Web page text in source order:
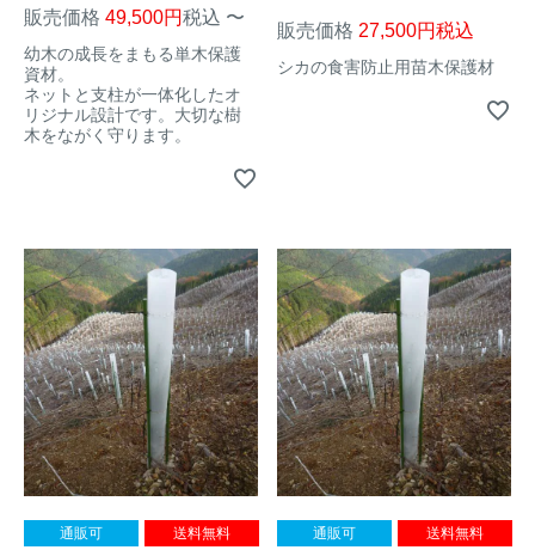
販売価格 49,500 税込 〜
幼木の成長をまもる単木保護
資材。
ネットと支柱が一体化したオ
リジナル設計です。大切な樹
木をながく守ります。
販売価格 27,500 税込
シカの食害防止用苗木保護材
通販可 送料無料 通販可 送料無料
アライグマ対策
サル対策
ハクビシン対策
タヌキ対策
アナグマ対策
イタチ・テン・
マングース対策
鳥・カラス対策
ブラックバス・
ブルーギル対策
閉じる